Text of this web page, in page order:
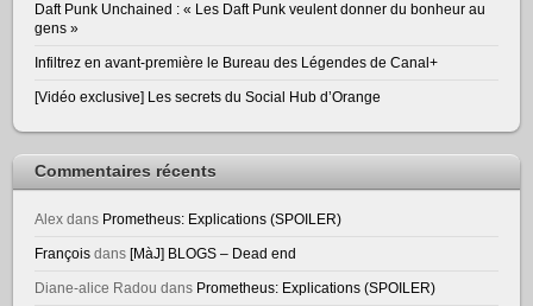
Daft Punk Unchained : « Les Daft Punk veulent donner du bonheur au
gens »
Infiltrez en avant-première le Bureau des Légendes de Canal+
[Vidéo exclusive] Les secrets du Social Hub d’Orange
Commentaires récents
Alex dans Prometheus: Explications (SPOILER)
François dans [MàJ] BLOGS – Dead end
Diane-alice Radou dans Prometheus: Explications (SPOILER)